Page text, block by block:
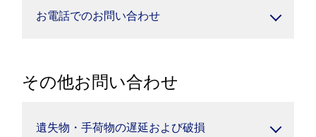
お電話でのお問い合わせ
その他お問い合わせ
遺失物・手荷物の遅延および破損